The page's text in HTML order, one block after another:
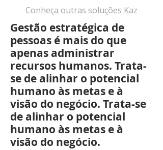
Conheça outras soluções Kaz
Gestão estratégica de
pessoas é mais do que
apenas administrar
recursos humanos. Trata-
se de alinhar o potencial
humano às metas e à
visão do negócio. Trata-se
de alinhar o potencial
humano às metas e à
visão do negócio.